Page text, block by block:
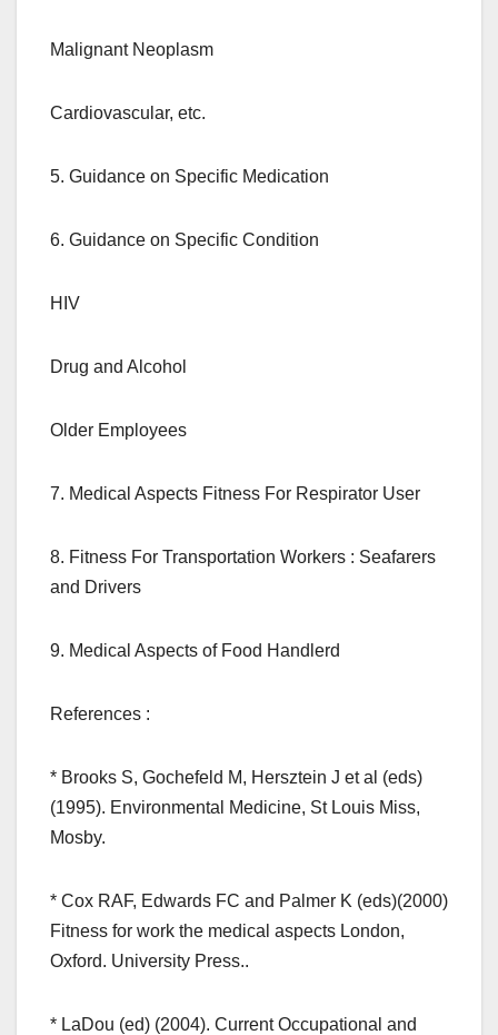
Malignant Neoplasm
Cardiovascular, etc.
5. Guidance on Specific Medication
6. Guidance on Specific Condition
HIV
Drug and Alcohol
Older Employees
7. Medical Aspects Fitness For Respirator User
8. Fitness For Transportation Workers : Seafarers
and Drivers
9. Medical Aspects of Food Handlerd
References :
* Brooks S, Gochefeld M, Hersztein J et al (eds)
(1995). Environmental Medicine, St Louis Miss,
Mosby.
* Cox RAF, Edwards FC and Palmer K (eds)(2000)
Fitness for work the medical aspects London,
Oxford. University Press..
* LaDou (ed) (2004). Current Occupational and